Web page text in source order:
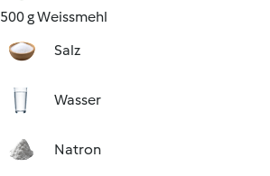
500 g Weissmehl
Salz
Wasser
Natron